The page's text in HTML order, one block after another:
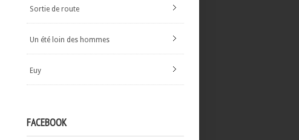
Sortie de route
Un été loin des hommes
Euy
FACEBOOK